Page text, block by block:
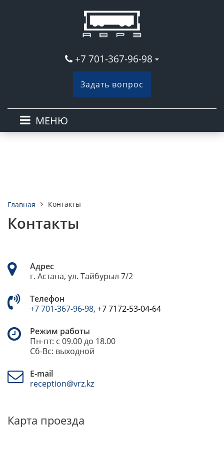
+7 701-367-96-98
Задать вопрос
МЕНЮ
Главная Контакты
Контакты
Адрес
г. Астана, ул. Тайбурыл 7/2
Телефон
+7 701-367-96-98, +7 7172-53-04-64
Режим работы
Пн-пт: с 09.00 до 18.00
Сб-Вс: выходной
E-mail
reception@vrz.kz
Карта проезда